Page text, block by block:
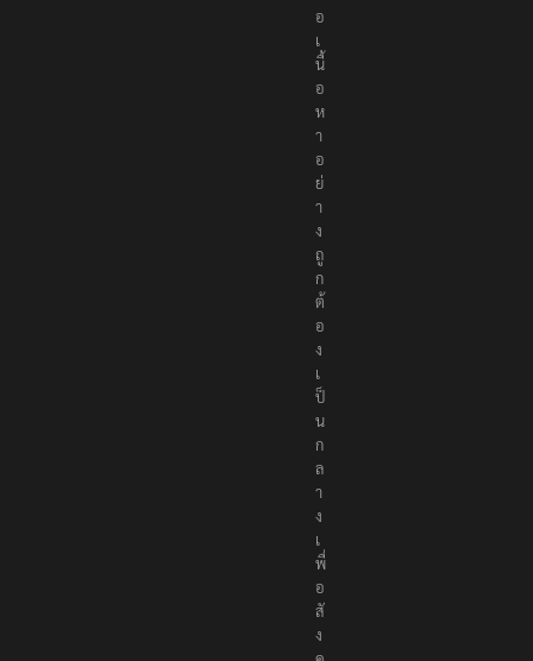
อ
เ
นื้
อ
ห
า
อ
ย่
า
ง
ถู
ก
ต้
อ
ง
เ
ป็
น
ก
ล
า
ง
เ
พื่
อ
สั
ง